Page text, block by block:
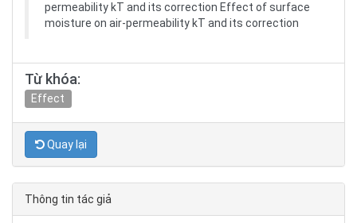
permeability kT and its correction Effect of surface
moisture on air-permeability kT and its correction
Từ khóa:
Effect
Quay lại
Thông tin tác giả